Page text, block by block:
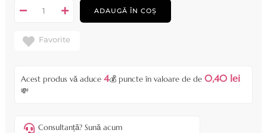
ADAUGĂ ÎN COȘ
Favorite
Acest produs vă aduce 4💰 puncte în valoare de de 0,40 lei
💸
Consultanță? Sună acum